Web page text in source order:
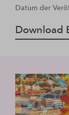
Datum der
Download